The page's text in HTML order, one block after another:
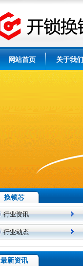
网站首页 关于我们
换锁芯
行业资讯
行业动态
最新资讯